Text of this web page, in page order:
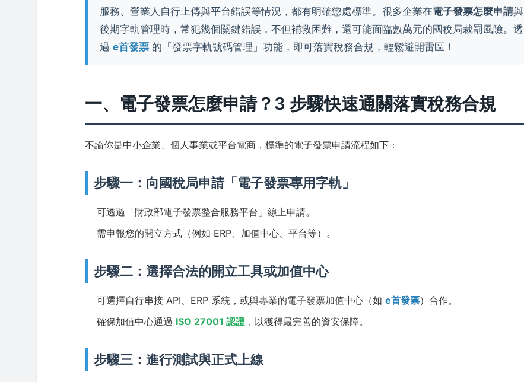
服務、營業人自行上傳與平台錯誤等情況，都有明確懲處標準。很多企業在電子發票怎麼申請與
後期字軌管理時，常犯幾個關鍵錯誤，不但補救困難，還可能面臨數萬元的國稅局裁罰風險。透
過e首發票 的「發票字軌號碼管理」功能，即可落實稅務合規，輕鬆避開雷區！
一、電子發票怎麼申請？3 步驟快速通關落實稅務合規
不論你是中小企業、個人事業或平台電商，標準的電子發票申請流程如下：
步驟一：向國稅局申請「電子發票專用字軌」
可透過「財政部電子發票整合服務平台」線上申請。
需申報您的開立方式（例如 ERP、加值中心、平台等）。
步驟二：選擇合法的開立工具或加值中心
可選擇自行串接 API、ERP 系統，或與專業的電子發票加值中心（如e首發票）合作。
確保加值中心通過 ISO 27001 認證，以獲得最完善的資安保障。
步驟三：進行測試與正式上線